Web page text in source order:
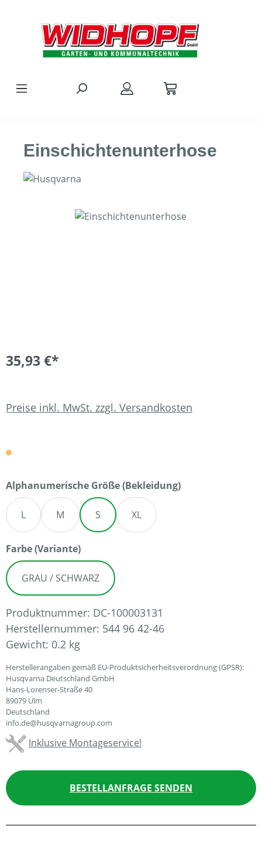
Einschichtenunterhose
Bildergalerie überspringen
35,93 €*
Preise inkl. MwSt. zzgl. Versandkosten
Alphanumerische Größe (Bekleidung)auswählen
L M S XL
Farbe (Variante)auswählen
GRAU / SCHWARZ
Produktnummer: DC-100003131
Herstellernummer: 544 96 42-46
Gewicht: 0.2 kg
Herstellerangaben gemäß EU-Produktsicherheitsverordnung (GPSR):
Husqvarna Deutschland GmbH
Hans-Lorenser-Straße 40
89079 Ulm
Deutschland
info.de@husqvarnagroup.com
Inklusive Montageservice!
BESTELLANFRAGE SENDEN